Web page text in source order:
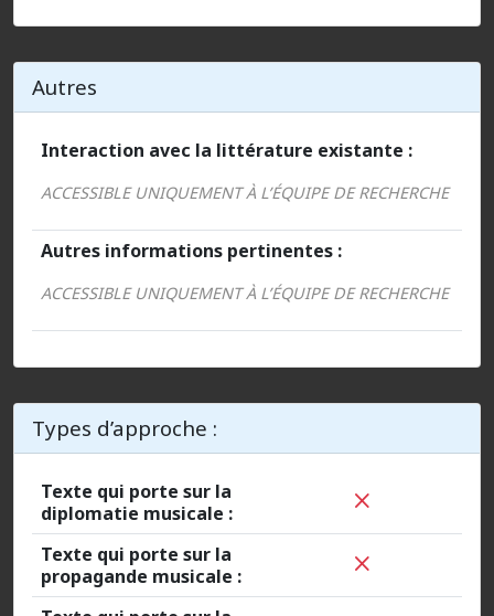
Autres
Interaction avec la littérature existante :
ACCESSIBLE UNIQUEMENT À L’ÉQUIPE DE RECHERCHE
Autres informations pertinentes :
ACCESSIBLE UNIQUEMENT À L’ÉQUIPE DE RECHERCHE
Types d’approche :
Texte qui porte sur la
diplomatie musicale :
Texte qui porte sur la
propagande musicale :